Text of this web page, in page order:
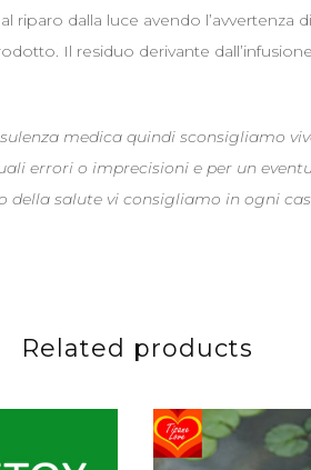
riparo dalla luce avendo l’avvertenza
Il residuo derivante
medica quindi sconsigliamo
errori o imprecisioni e per un
salute vi consigliamo in ogni
Related products